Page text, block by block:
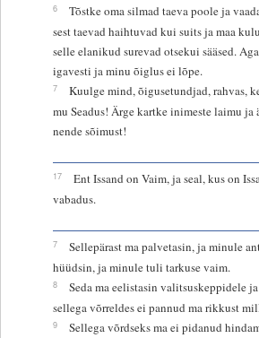
6
Tõstke oma silmad taeva poole ja
sest taevad haihtuvad kui suits ja maa
selle elanikud surevad otsekui sääsed.
igavesti ja minu õiglus ei lõpe.
7
Kuulge mind, õigusetundjad, rahvas,
mu Seadus! Ärge kartke inimeste laimu ja
nende sõimust!
17
Ent Issand on Vaim, ja seal, kus on
vabadus.
7
Sellepärast ma palvetasin, ja minule
hüüdsin, ja minule tuli tarkuse vaim.
8
Seda ma eelistasin valitsuskeppidele
sellega võrreldes ei pannud ma rikkust
9
Sellega võrdseks ma ei pidanud